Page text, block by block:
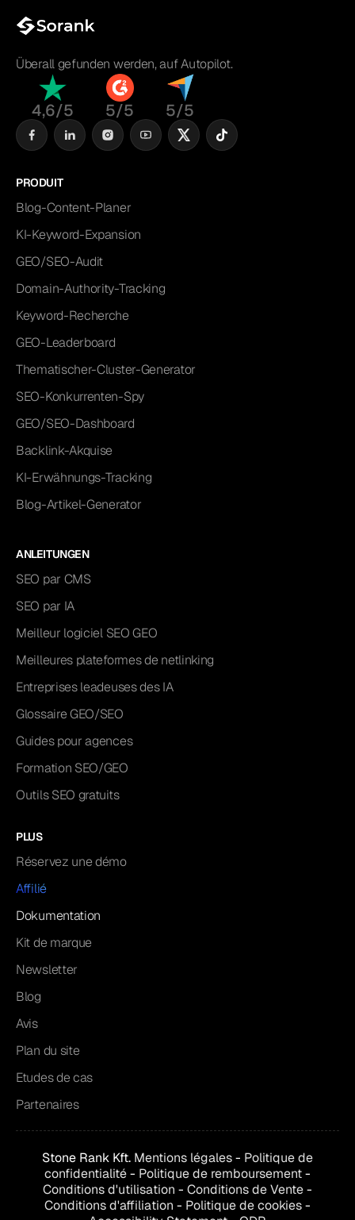
Überall gefunden werden, auf Autopilot.
4,6/5 5/5 5/5
PRODUIT
Blog-Content-Planer
KI-Keyword-Expansion
GEO/SEO-Audit
Domain-Authority-Tracking
Keyword-Recherche
GEO-Leaderboard
Thematischer-Cluster-Generator
SEO-Konkurrenten-Spy
GEO/SEO-Dashboard
Backlink-Akquise
KI-Erwähnungs-Tracking
Blog-Artikel-Generator
ANLEITUNGEN
SEO par CMS
SEO par IA
Meilleur logiciel SEO GEO
Meilleures plateformes de netlinking
Entreprises leadeuses des IA
Glossaire GEO/SEO
Guides pour agences
Formation SEO/GEO
Outils SEO gratuits
PLUS
Réservez une démo
Affilié
Dokumentation
Kit de marque
Newsletter
Blog
Avis
Plan du site
Etudes de cas
Partenaires
Stone Rank Kft. Mentions légales- Politique de
confidentialité- Politique de remboursement-
Conditions d'utilisation - Conditions deVente-
Conditions d'affiliation - Politique de cookies-